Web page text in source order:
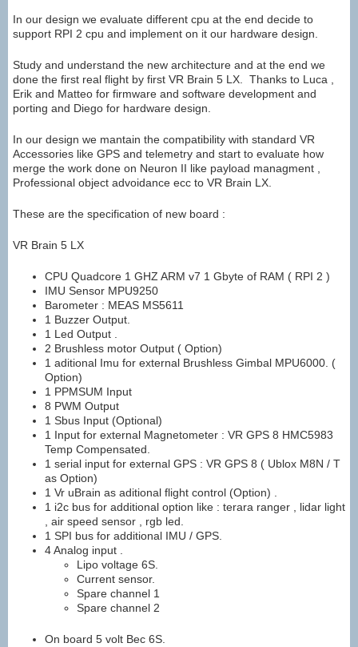
In our design we evaluate different cpu at the end decide to
support RPI 2 cpu and implement on it our hardware design.
Study and understand the new architecture and at the end we
done the first real flight by first VR Brain 5 LX. Thanks to Luca ,
Erik and Matteo for firmware and software development and
porting and Diego for hardware design.
In our design we mantain the compatibility with standard VR
Accessories like GPS and telemetry and start to evaluate how
merge the work done on Neuron II like payload managment ,
Professional object advoidance ecc to VR Brain LX.
These are the specification of new board :
VR Brain 5 LX
CPU Quadcore 1 GHZ ARM v7 1 Gbyte of RAM ( RPI 2 )
IMU Sensor MPU9250
Barometer : MEAS MS5611
1 Buzzer Output.
1 Led Output .
2 Brushless motor Output ( Option)
1 aditional Imu for external Brushless Gimbal MPU6000. (
Option)
1 PPMSUM Input
8 PWM Output
1 Sbus Input (Optional)
1 Input for external Magnetometer : VR GPS 8 HMC5983
Temp Compensated.
1 serial input for external GPS : VR GPS 8 ( Ublox M8N / T
as Option)
1 Vr uBrain as aditional flight control (Option) .
1 i2c bus for additional option like : terara ranger , lidar light
, air speed sensor , rgb led.
1 SPI bus for additional IMU / GPS.
4 Analog input .
Lipo voltage 6S.
Current sensor.
Spare channel 1
Spare channel 2
On board 5 volt Bec 6S.